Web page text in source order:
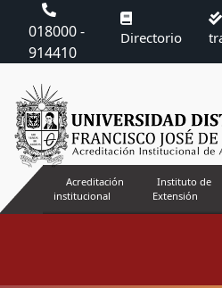
018000 -
914410
Directorio
Acreditación
institucional
Instituto de
Extensión